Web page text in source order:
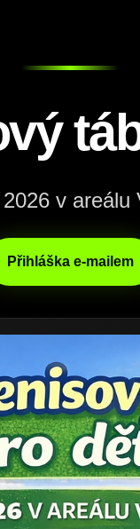
v areálu
Přihláška e-mailem